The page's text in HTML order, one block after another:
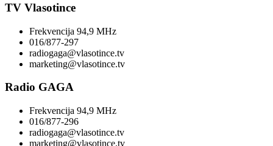
TV Vlasotince
Frekvencija 94,9 MHz
016/877-297
radiogaga@vlasotince.tv
marketing@vlasotince.tv
Radio GAGA
Frekvencija 94,9 MHz
016/877-296
radiogaga@vlasotince.tv
marketing@vlasotince.tv